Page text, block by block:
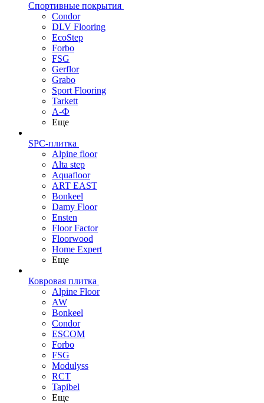
Спортивные покрытия
Condor
DLV Flooring
EcoStep
Forbo
FSG
Gerflor
Grabo
Sport Flooring
Tarkett
А-Ф
Еще
SPC-плитка
Alpine floor
Alta step
Aquafloor
ART EAST
Bonkeel
Damy Floor
Ensten
Floor Factor
Floorwood
Home Expert
Еще
Ковровая плитка
Alpine Floor
AW
Bonkeel
Condor
ESCOM
Forbo
FSG
Modulyss
RCT
Tapibel
Еще